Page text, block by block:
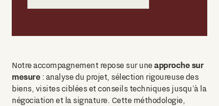
Notre accompagnement repose sur une approche sur
mesure: analyse du projet, sélection rigoureuse des
biens, visites ciblées et conseils techniques jusqu’à la
négociation et la signature. Cette méthodologie,